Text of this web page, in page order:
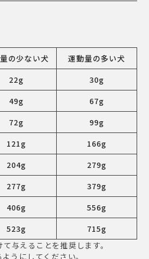
の少ない犬
運動量の多い犬
22g
30g
49g
67g
72g
99g
121g
166g
204g
279g
277g
379g
406g
556g
523g
715g
与えることを推奨します。
うにしてください。